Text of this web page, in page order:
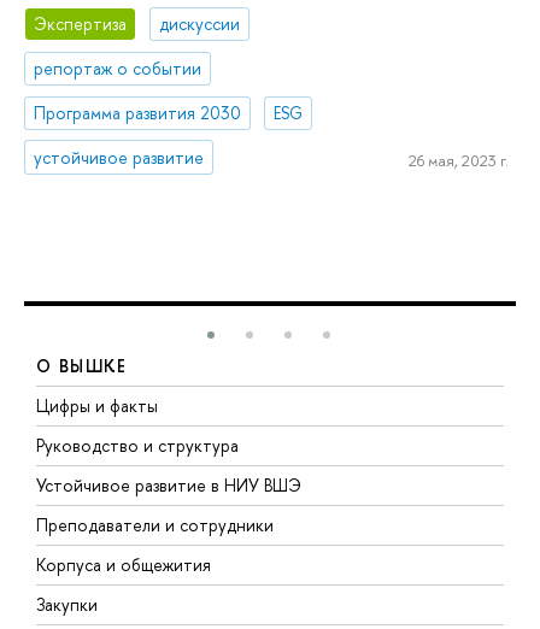
Экспертиза
дискуссии
репортаж о событии
Программа развития 2030
ESG
устойчивое развитие
26 мая, 2023 г.
О ВЫШКЕ
Цифры и факты
Руководство и структура
Устойчивое развитие в НИУ ВШЭ
Преподаватели и сотрудники
Корпуса и общежития
Закупки